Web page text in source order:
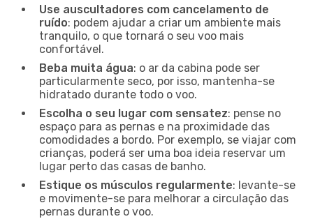
Use auscultadores com cancelamento de
ruído: podem ajudar a criar um ambiente mais
tranquilo, o que tornará o seu voo mais
confortável.
Beba muita água: o ar da cabina pode ser
particularmente seco, por isso, mantenha-se
hidratado durante todo o voo.
Escolha o seu lugar com sensatez: pense no
espaço para as pernas e na proximidade das
comodidades a bordo. Por exemplo, se viajar com
crianças, poderá ser uma boa ideia reservar um
lugar perto das casas de banho.
Estique os músculos regularmente: levante-se
e movimente-se para melhorar a circulação das
pernas durante o voo.